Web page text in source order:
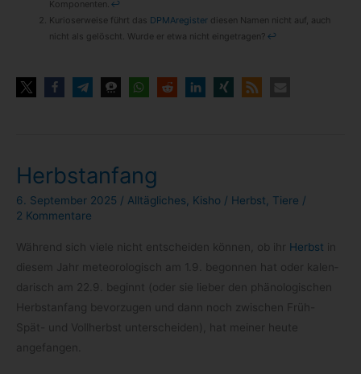
Kom­po­nen­ten. ↩
Kurio­ser­weise führt das DPMA­re­gis­ter die­sen Namen nicht auf, auch
nicht als gelöscht. Wurde er etwa nicht ein­ge­tra­gen? ↩
Herbstanfang
6. September 2025 / Alltägliches, Kisho / Herbst, Tiere /
2 Kommentare
Wäh­rend sich viele nicht ent­schei­den kön­nen, ob ihr Herbst in
die­sem Jahr meteo­ro­lo­gisch am 1.9. begon­nen hat oder kalen­
da­risch am 22.9. beginnt (oder sie lie­ber den phä­no­lo­gi­schen
Herbst­an­fang bevor­zu­gen und dann noch zwi­schen Früh-
Spät- und Voll­herbst unter­schei­den), hat mei­ner heute
angefangen.